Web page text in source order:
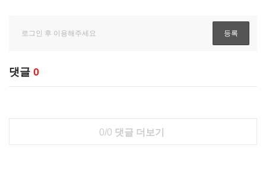
댓글 0
0/0 댓글 더보기